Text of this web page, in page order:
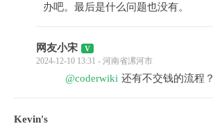
办吧。最后是什么问题也没有。
网友小宋
2024-12-10 13:31 - 河南省漯河市
@coderwiki 还有不交钱的流程？
Kevin's